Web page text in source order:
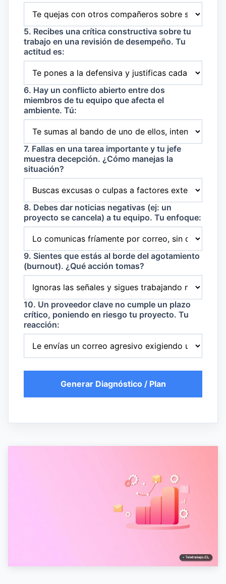
5. Recibes una crítica constructiva sobre tu
trabajo en una revisión de desempeño. Tu
actitud es:
6. Hay un conflicto abierto entre dos
miembros de tu equipo que afecta el
ambiente. Tú:
7. Fallas en una tarea importante y tu jefe
muestra decepción. ¿Cómo manejas la
situación?
8. Debes dar noticias negativas (ej: un
proyecto se cancela) a tu equipo. Tu enfoque:
9. Sientes que estás al borde del agotamiento
(burnout). ¿Qué acción tomas?
10. Un proveedor clave no cumple un plazo
crítico, poniendo en riesgo tu proyecto. Tu
reacción:
Generar Diagnóstico / Plan